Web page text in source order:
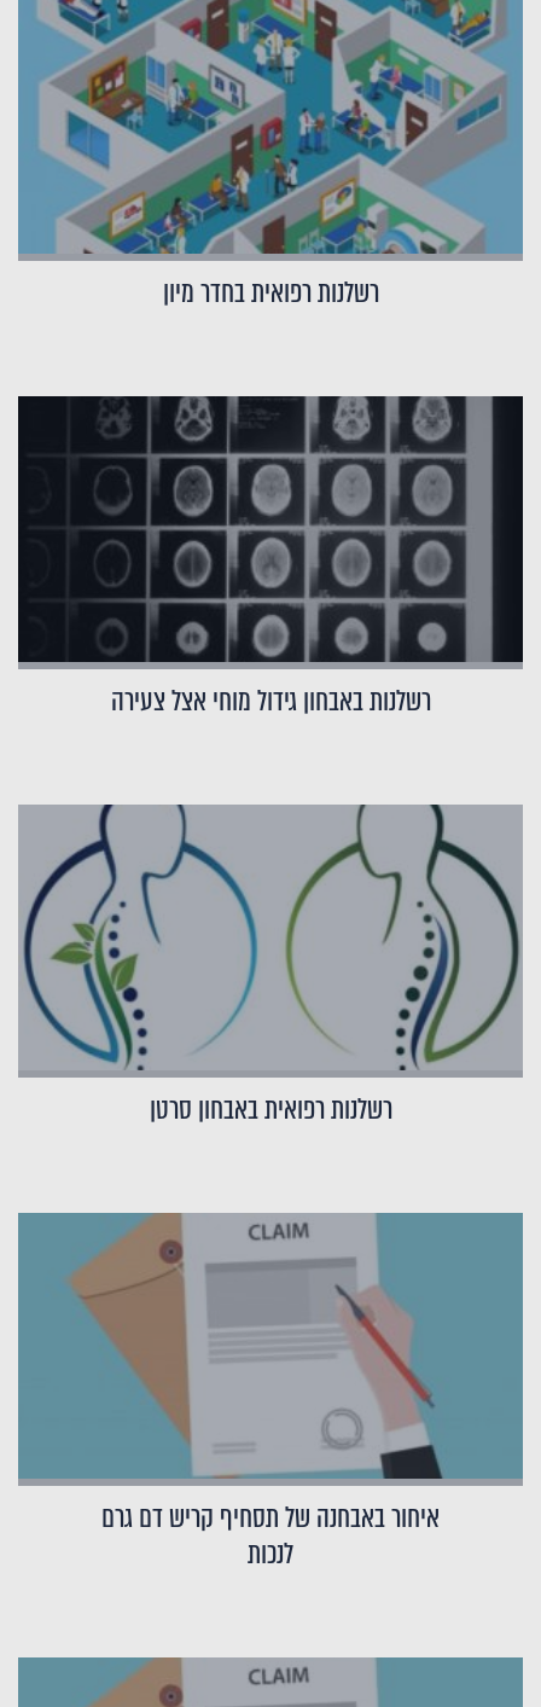
רשלנות רפואית בחדר מיון
רשלנות באבחון גידול מוחי אצל צעירה
רשלנות רפואית באבחון סרטן
איחור באבחנה של תסחיף קריש דם גרם
לנכות